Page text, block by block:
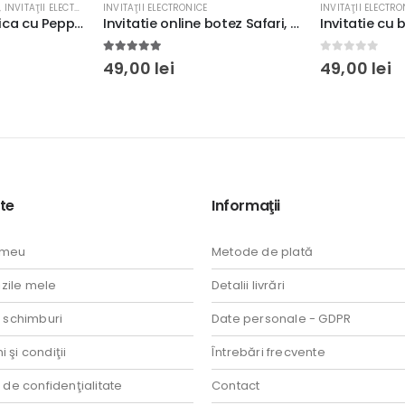
Invitatie online botez Safari, fundal verde #3
INVITAŢII ELECTRONICE
Invitatie cu balon de aer cald şi norişori pentru botez sau aniversare, culoare albastru
out of 5
49,00 lei
INVITAŢII
out of 5
49,00 lei
mele
schimburi
şi condiţii
de confidenţialitate
Informaţii
Metode de plată
Detalii livrări
Date personale - GDPR
Întrebări frecvente
Contact